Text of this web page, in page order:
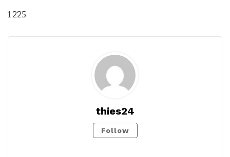
1 225
thies24
Follow